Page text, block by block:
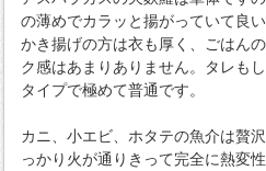
の薄めでカラッと揚がっていて良
かき揚げの方は衣も厚く、ごはん
ク感はあまりありません。タレも
タイプで極めて普通です。
カニ、小エビ、ホタテの魚介は贅
っかり火が通りきって完全に熱変